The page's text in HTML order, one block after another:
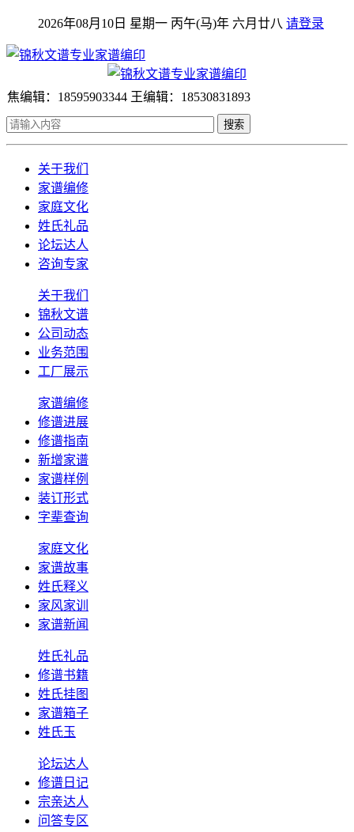
2026年08月10日 星期一 丙午(马)年 六月廿八 请登录
焦编辑：18595903344 王编辑：18530831893
搜索
关于我们
家谱编修
家庭文化
姓氏礼品
论坛达人
咨询专家
关于我们
锦秋文谱
公司动态
业务范围
工厂展示
家谱编修
修谱进展
修谱指南
新增家谱
家谱样例
装订形式
字辈查询
家庭文化
家谱故事
姓氏释义
家风家训
家谱新闻
姓氏礼品
修谱书籍
姓氏挂图
家谱箱子
姓氏玉
论坛达人
修谱日记
宗亲达人
问答专区